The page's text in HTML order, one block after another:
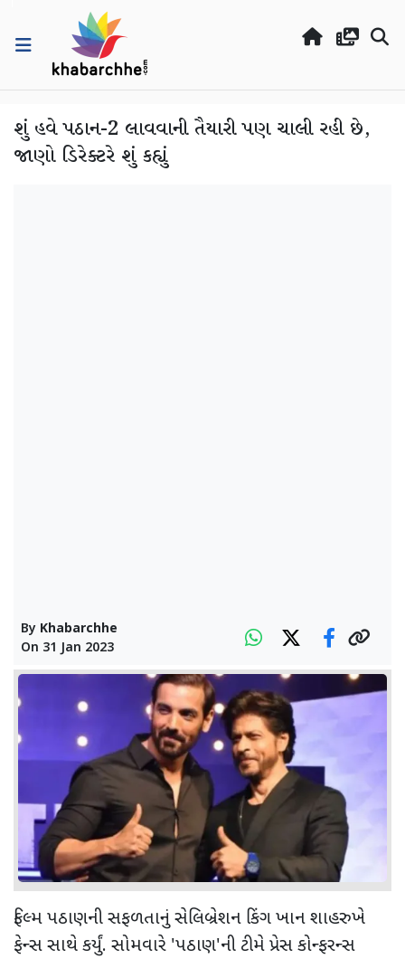
શું હવે પઠાન-2 લાવવાની તૈયારી પણ ચાલી રહી છે,
જાણો ડિરેક્ટરે શું કહ્યું
By Khabarchhe
On 31 Jan 2023
ફિલ્મ પઠાણની સફળતાનું સેલિબ્રેશન કિંગ ખાન શાહરુખે
ફેન્સ સાથે કર્યું. સોમવારે 'પઠાણ'ની ટીમે પ્રેસ કોન્ફરન્સ